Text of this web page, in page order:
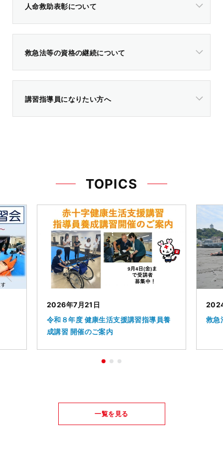
人命救助表彰について
救急法等の資格の継続について
講習指導員になりたい方へ
TOPICS
2026年7月21日
令和８年度 健康生活支援講習指導員養
成講習 開催のご案内
救急
一覧を見る